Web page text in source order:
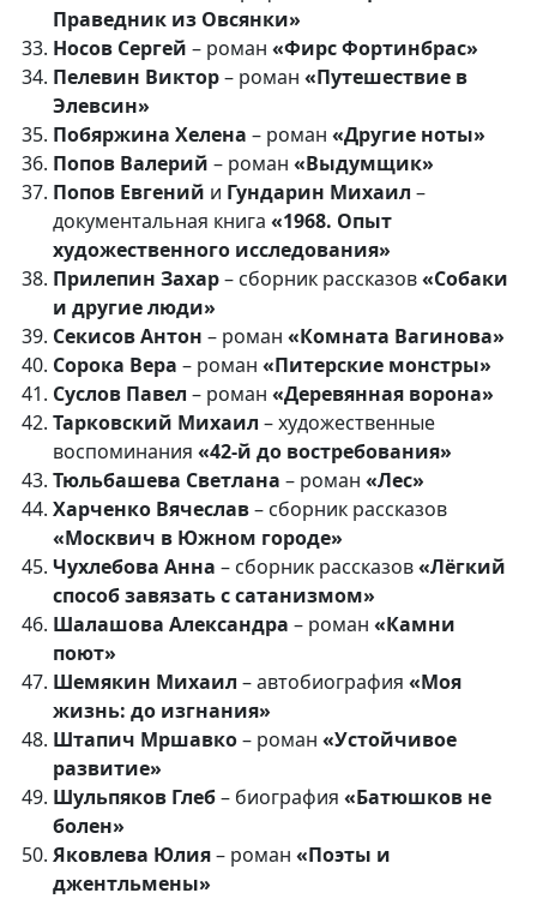
Праведник из Овсянки»
Носов Сергей – роман «Фирс Фортинбрас»
Пелевин Виктор– роман «Путешествие в
Элевсин»
Побяржина Хелена – роман «Другие ноты»
Попов Валерий – роман «Выдумщик»
Попов Евгений и Гундарин Михаил –
документальная книга «1968. Опыт
художественного исследования»
Прилепин Захар– сборник рассказов«Собаки
и другие люди»
Секисов Антон – роман «Комната Вагинова»
Сорока Вера – роман «Питерские монстры»
Суслов Павел – роман «Деревянная ворона»
Тарковский Михаил – художественные
воспоминания «42-й до востребования»
Тюльбашева Светлана – роман «Лес»
Харченко Вячеслав– сборник рассказов
«Москвич в Южном городе»
Чухлебова Анна – сборник рассказов«Лёгкий
способ завязать с сатанизмом»
Шалашова Александра – роман «Камни
поют»
Шемякин Михаил – автобиография «Моя
жизнь: до изгнания»
Штапич Мршавко– роман «Устойчивое
развитие»
Шульпяков Глеб– биография «Батюшков не
болен»
Яковлева Юлия– роман «Поэты и
джентльмены»